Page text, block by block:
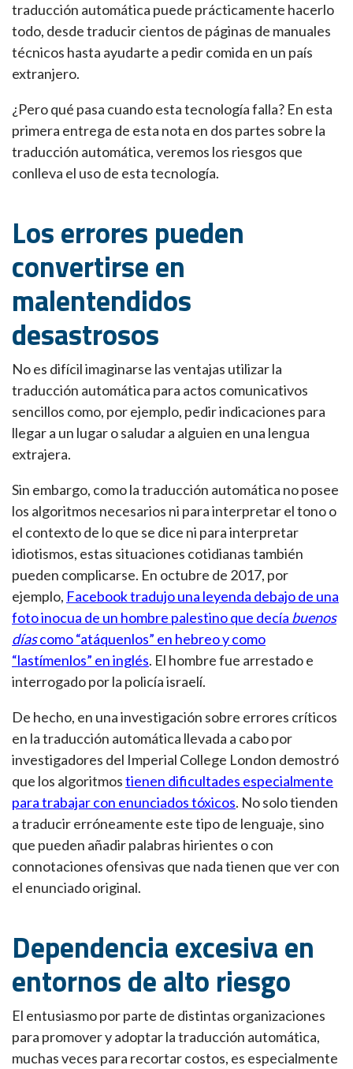
traducción automática puede prácticamente hacerlo
todo, desde traducir cientos de páginas de manuales
técnicos hasta ayudarte a pedir comida en un país
extranjero.
¿Pero qué pasa cuando esta tecnología falla? En esta
primera entrega de esta nota en dos partes sobre la
traducción automática, veremos los riesgos que
conlleva el uso de esta tecnología.
Los errores pueden
convertirse en
malentendidos
desastrosos
No es difícil imaginarse las ventajas utilizar la
traducción automática para actos comunicativos
sencillos como, por ejemplo, pedir indicaciones para
llegar a un lugar o saludar a alguien en una lengua
extrajera.
Sin embargo, como la traducción automática no posee
los algoritmos necesarios ni para interpretar el tono o
el contexto de lo que se dice ni para interpretar
idiotismos, estas situaciones cotidianas también
pueden complicarse. En octubre de 2017, por
ejemplo, Facebook tradujo una leyenda debajo de una
foto inocua de un hombre palestino que decía buenos
díascomo “atáquenlos” en hebreo y como
“lastímenlos” en inglés. El hombre fue arrestado e
interrogado por la policía israelí.
De hecho, en una investigación sobre errores críticos
en la traducción automática llevada a cabo por
investigadores del Imperial College London demostró
que los algoritmostienen dificultades especialmente
para trabajar con enunciados tóxicos. No solo tienden
a traducir erróneamente este tipo de lenguaje, sino
que pueden añadir palabras hirientes o con
connotaciones ofensivas que nada tienen que ver con
el enunciado original.
Dependencia excesiva en
entornos de alto riesgo
El entusiasmo por parte de distintas organizaciones
para promover y adoptar la traducción automática,
muchas veces para recortar costos, es especialmente